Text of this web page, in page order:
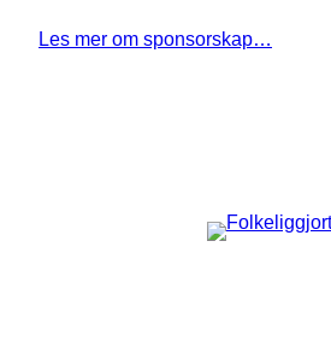
Les mer om sponsorskap…